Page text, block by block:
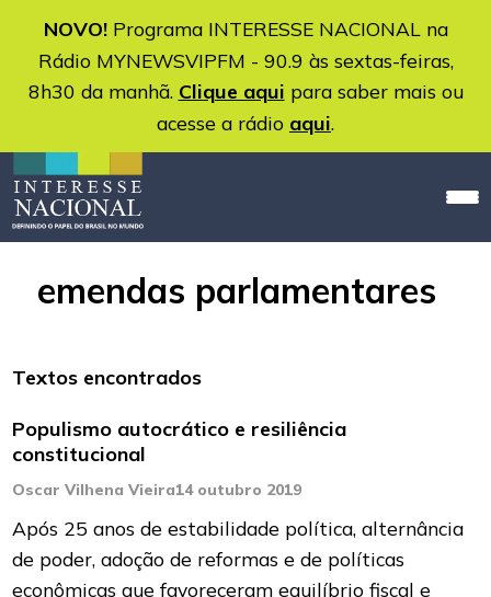
NOVO!Programa INTERESSE NACIONAL na
Rádio MYNEWSVIPFM - 90.9 às sextas-feiras,
8h30 da manhã. Clique aqui para saber mais ou
acesse a rádio aqui.
emendas parlamentares
Textos encontrados
Populismo autocrático e resiliência
constitucional
Oscar Vilhena Vieira14 outubro 2019
Após 25 anos de estabilidade política, alternância
de poder, adoção de reformas e de políticas
econômicas que favoreceram equilíbrio fiscal e